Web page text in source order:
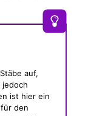
auf,
ist hier ein
den